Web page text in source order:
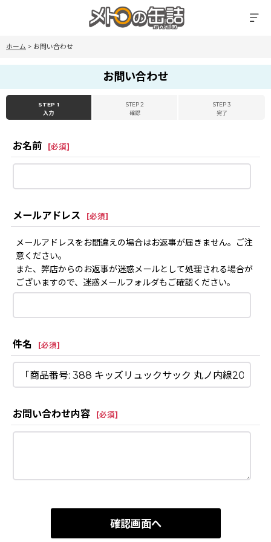
ホーム > お問い合わせ
お問い合わせ
STEP 1
入力
STEP 2
確認
STEP 3
完了
お名前 [必須]
メールアドレス [必須]
メールアドレスをお間違えの場合はお返事が届きません。ご注
意ください。
また、弊店からのお返事が迷惑メールとして処理される場合が
ございますので、迷惑メールフォルダもご確認ください。
件名 [必須]
お問い合わせ内容 [必須]
確認画面へ